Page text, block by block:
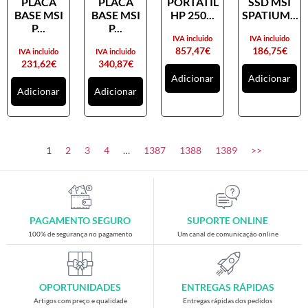
Placas gráficas
SAIS
Ventoínhas
Computadores
All-in-One
Gaming
Acessórios gaming
Cadeiras gaming
Merchandising
BASE MSI
P...
231,62€
IVA incluido
Adicionar
BASE MSI
P...
340,87€
IVA incluido
Adicionar
HP 250...
857,47€
IVA incluido
Adicionar
SPATIUM...
186,75€
IVA incluido
Adicionar
1 2 3 4 … 1387 1388 1389 >>
PAGAMENTO SEGURO
100% de segurança no pagamento
SUPORTE ONLINE
Um canal de comunicação online
OPORTUNIDADES
Artigos com preço e qualidade
ENTREGAS RÁPIDAS
Entregas rápidas dos pedidos